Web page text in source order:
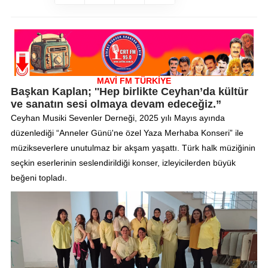
MAVİ FM TÜRKİYE
Başkan Kaplan; ''Hep birlikte Ceyhan’da kültür
ve sanatın sesi olmaya devam edeceğiz.”
Ceyhan Musiki Sevenler Derneği, 2025 yılı Mayıs ayında
düzenlediği “Anneler Günü'ne özel Yaza Merhaba Konseri” ile
müzikseverlere unutulmaz bir akşam yaşattı. Türk halk müziğinin
seçkin eserlerinin seslendirildiği konser, izleyicilerden büyük
beğeni topladı.